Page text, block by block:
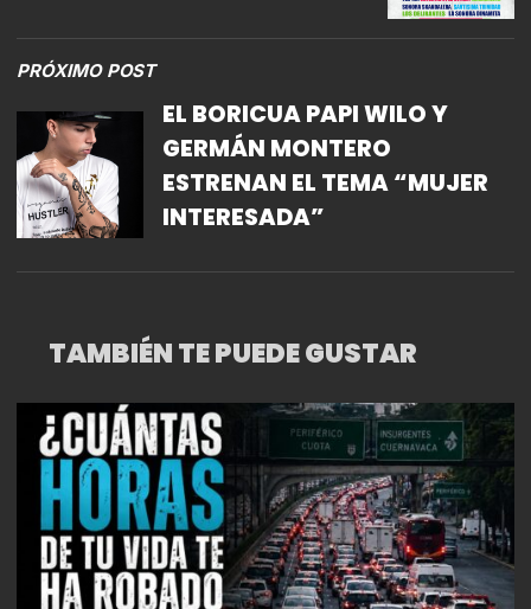
PRÓXIMO POST
EL BORICUA PAPI WILO Y
GERMÁN MONTERO
ESTRENAN EL TEMA “MUJER
INTERESADA”
TAMBIÉN TE PUEDE GUSTAR